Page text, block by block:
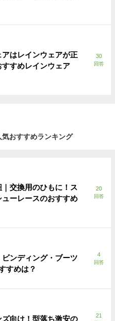
はレインウェアが正
すめレインウェア
30
回答
気おすすめランキング
交換用のひもに！ス
ューレースのおすすめ
20
回答
ンディング・ブーツ
すめは？
4
回答
ズ向け！型落ち激安の
21